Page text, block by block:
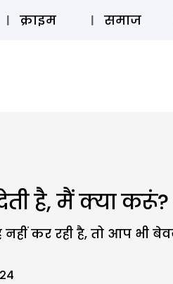
ऑडियो स्टोरी लॉग
क्राइम समाज
है, मैं क्या करूं?
कर रही है, तो आप भी